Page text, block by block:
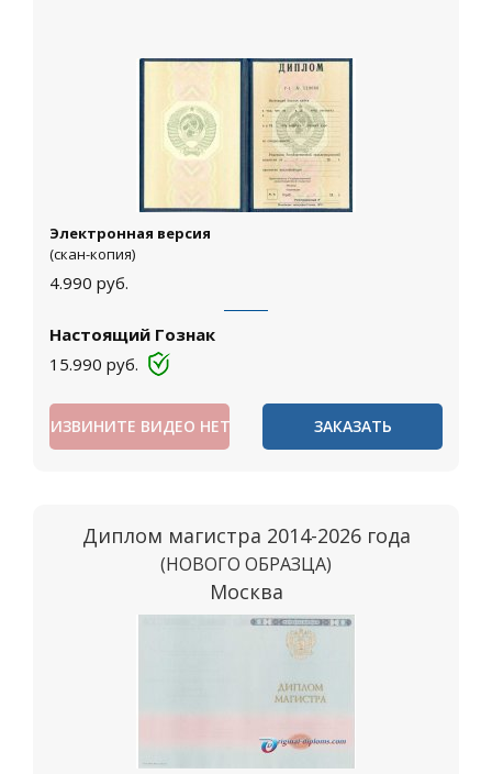
Электронная версия
(скан-копия)
4.990 руб.
Настоящий Гознак
15.990 руб.
ИЗВИНИТЕ ВИДЕО НЕТ ЗАКАЗАТЬ
Диплом магистра 2014-2026 года
(НОВОГО ОБРАЗЦА)
Москва